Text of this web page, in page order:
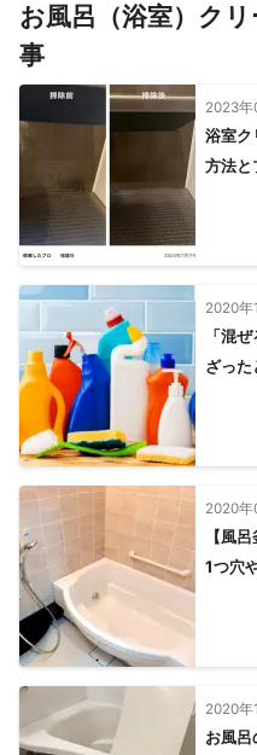
お風呂（浴室）ク
事
2023年
浴室ク
方法と
2020年
「混
ざった
2020年
【風
1つ穴
2020年
お風呂